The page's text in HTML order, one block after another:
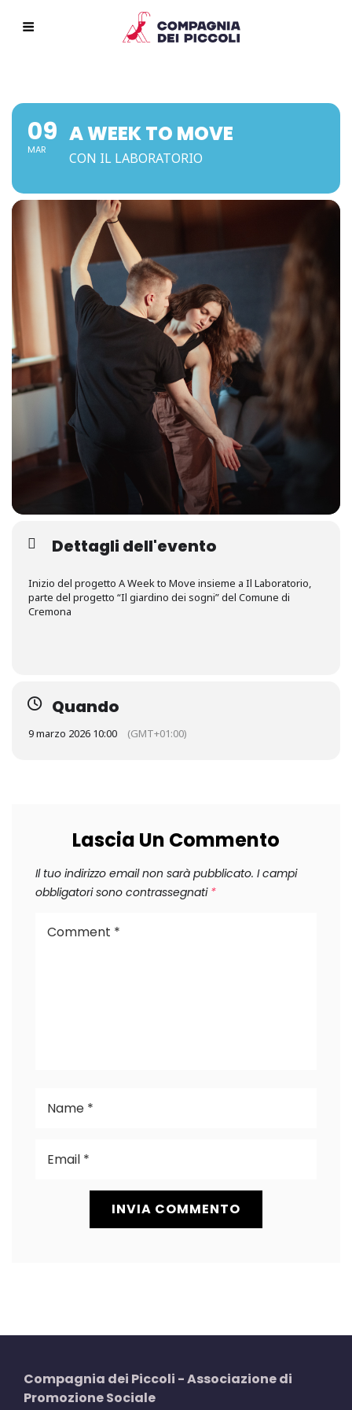
09
MAR
A WEEK TO MOVE
CON IL LABORATORIO
Dettagli dell'evento
Inizio del progetto A Week to Move insieme a Il Laboratorio,
parte del progetto “Il giardino dei sogni” del Comune di
Cremona
Quando
9 marzo 2026 10:00 (GMT+01:00)
Lascia Un Commento
Il tuo indirizzo email non sarà pubblicato. I campi
obbligatori sono contrassegnati *
Compagnia dei Piccoli - Associazione di
Promozione Sociale